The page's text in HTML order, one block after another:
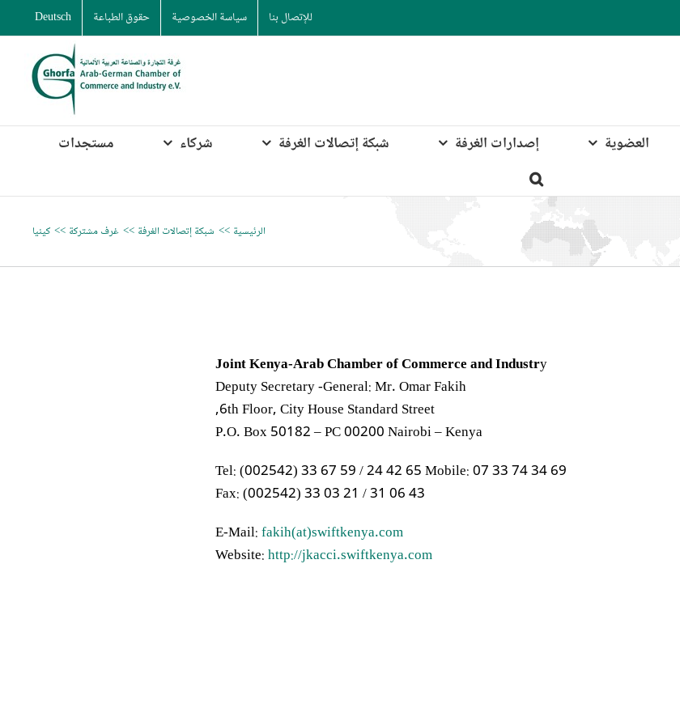
للإتصال بنا سياسة الخصوصية حقوق الطباعة Deutsch
العضوية إصدارات الغرفة شبكة إتصالات الغرفة شركاء مستجدات
الرئيسية شبكة إتصالات الغرفة غرف مشتركة كينيا
Joint Kenya-Arab Chamber of Commerce and Industry
Deputy Secretary -General: Mr. Omar Fakih
6th Floor, City House Standard Street,
P.O. Box 50182 – PC 00200 Nairobi – Kenya
Tel: (002542) 33 67 59 / 24 42 65 Mobile: 07 33 74 34 69
Fax: (002542) 33 03 21 / 31 06 43
E-Mail:fakih(at)swiftkenya.com
Website:http://jkacci.swiftkenya.com